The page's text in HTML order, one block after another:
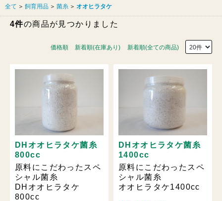
全て ＞ 飼育用品 ＞ 菌糸 ＞ オオヒラタケ
4件の商品が見つかりました
価格順 新着順(在庫あり) 新着順(全ての商品)
DHオオヒラタケ菌糸
800cc
原料にこだわったスペ
シャル菌糸
DHオオヒラタケ
800cc
DHオオヒラタケ菌糸
1400cc
原料にこだわったスペ
シャル菌糸
オオヒラタケ1400cc